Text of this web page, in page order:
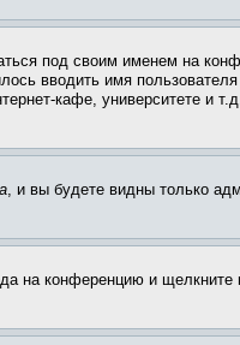
под своим именем на
вводить имя
кафе, университете и
, и вы будете видны только
на конференцию и щелкните